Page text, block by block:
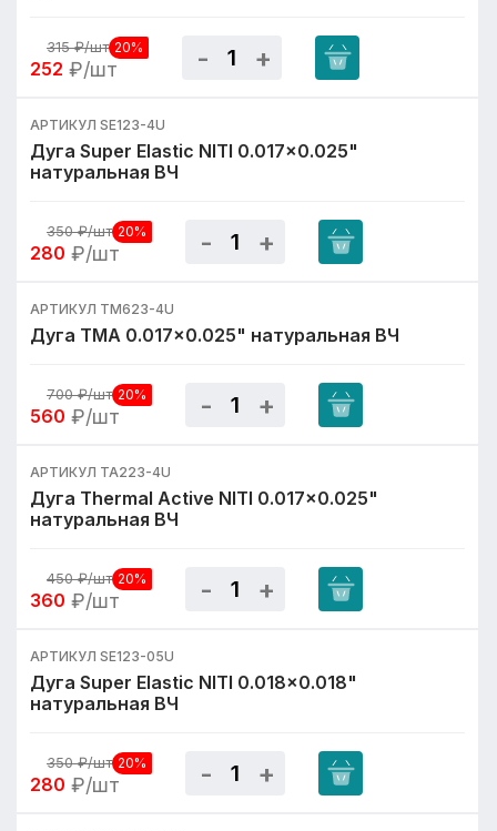
315₽/шт 20%
252 ₽/шт
АРТИКУЛ SE123-4U
Дуга Super Elastic NITI 0.017x0.025"
натуральная ВЧ
350₽/шт 20%
280 ₽/шт
АРТИКУЛ TM623-4U
Дуга TMA 0.017x0.025" натуральная ВЧ
700₽/шт 20%
560 ₽/шт
АРТИКУЛ TA223-4U
Дуга Thermal Active NITI 0.017x0.025"
натуральная ВЧ
450₽/шт 20%
360 ₽/шт
АРТИКУЛ SE123-05U
Дуга Super Elastic NITI 0.018x0.018"
натуральная ВЧ
350₽/шт 20%
280 ₽/шт